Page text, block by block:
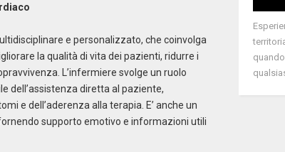
e personalizzato, che coinvolga
la qualità di vita dei pazienti, ridurre i
L’infermiere svolge un ruolo
dell’assistenza diretta al paziente,
e dell’aderenza alla terapia. E’ anche un
supporto emotivo e informazioni utili